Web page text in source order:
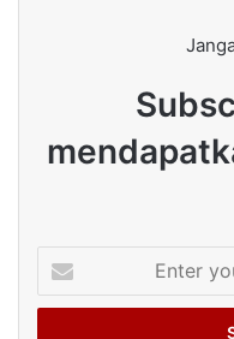
your
Email